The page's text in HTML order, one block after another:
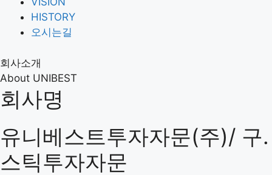
HISTORY
오시는길
회사소개
About UNIBEST
회사명
유니베스트투자자문(주)/ 구.
스틱투자자문